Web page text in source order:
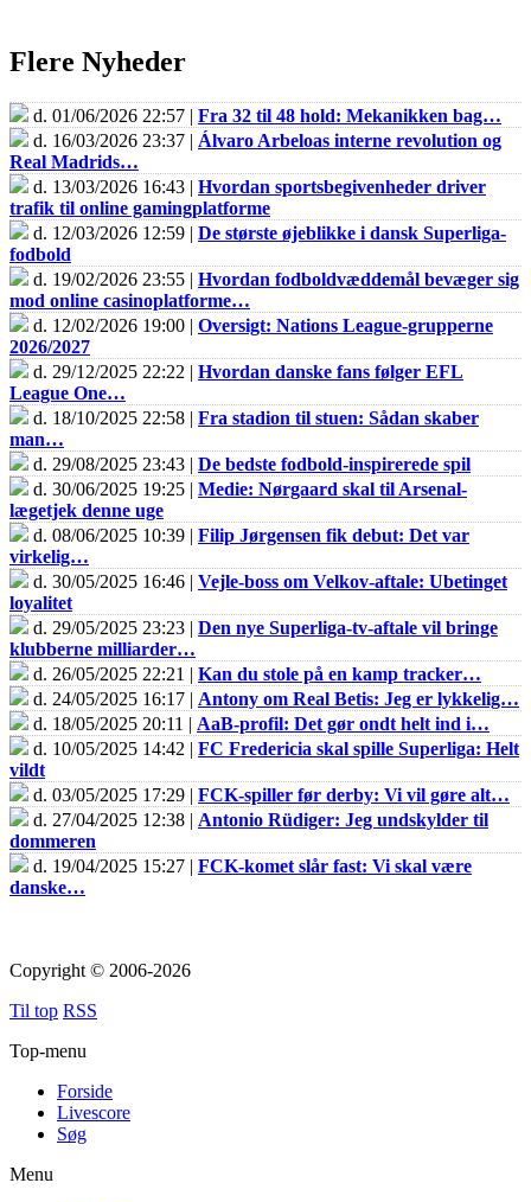
Flere Nyheder
d. 01/06/2026 22:57 | Fra 32 til 48 hold: Mekanikken bag…
d. 16/03/2026 23:37 | Álvaro Arbeloas interne revolution og
Real Madrids…
d. 13/03/2026 16:43 | Hvordan sportsbegivenheder driver
trafik til online gamingplatforme
d. 12/03/2026 12:59 | De største øjeblikke i dansk Superliga-
fodbold
d. 19/02/2026 23:55 | Hvordan fodboldvæddemål bevæger sig
mod online casinoplatforme…
d. 12/02/2026 19:00 | Oversigt: Nations League-grupperne
2026/2027
d. 29/12/2025 22:22 | Hvordan danske fans følger EFL
League One…
d. 18/10/2025 22:58 | Fra stadion til stuen: Sådan skaber
man…
d. 29/08/2025 23:43 | De bedste fodbold-inspirerede spil
d. 30/06/2025 19:25 | Medie: Nørgaard skal til Arsenal-
lægetjek denne uge
d. 08/06/2025 10:39 | Filip Jørgensen fik debut: Det var
virkelig…
d. 30/05/2025 16:46 | Vejle-boss om Velkov-aftale: Ubetinget
loyalitet
d. 29/05/2025 23:23 | Den nye Superliga-tv-aftale vil bringe
klubberne milliarder…
d. 26/05/2025 22:21 | Kan du stole på en kamp tracker…
d. 24/05/2025 16:17 | Antony om Real Betis: Jeg er lykkelig…
d. 18/05/2025 20:11 | AaB-profil: Det gør ondt helt ind i…
d. 10/05/2025 14:42 | FC Fredericia skal spille Superliga: Helt
vildt
d. 03/05/2025 17:29 | FCK-spiller før derby: Vi vil gøre alt…
d. 27/04/2025 12:38 | Antonio Rüdiger: Jeg undskylder til
dommeren
d. 19/04/2025 15:27 | FCK-komet slår fast: Vi skal være
danske…
Copyright © 2006-2026
Til top RSS
Top-menu
Forside
Livescore
Søg
Menu